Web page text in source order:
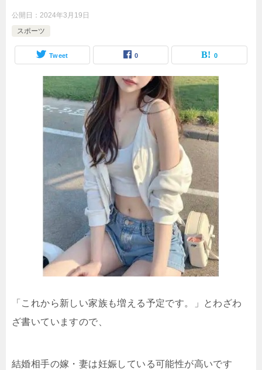
公開日： 2024年3月19日
スポーツ
Tweet 0 0
「これから新しい家族も増える予定です。」とわざわ
ざ書いていますので、
結婚相手の嫁・妻は妊娠している可能性が高いです